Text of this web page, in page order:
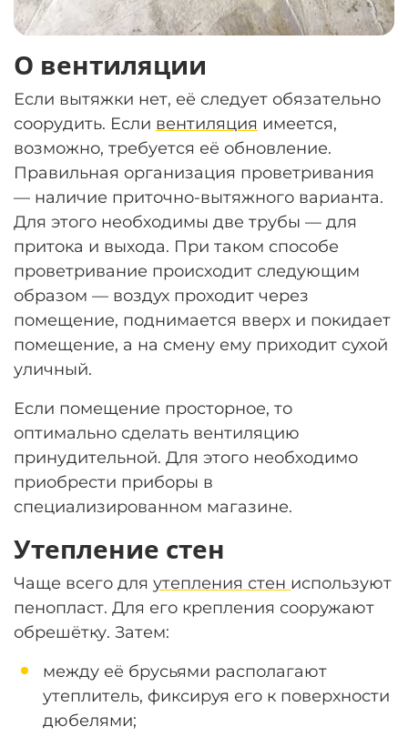
О вентиляции
Если вытяжки нет, её следует обязательно
соорудить. Если вентиляция имеется,
возможно, требуется её обновление.
Правильная организация проветривания
— наличие приточно-вытяжного варианта.
Для этого необходимы две трубы — для
притока и выхода. При таком способе
проветривание происходит следующим
образом — воздух проходит через
помещение, поднимается вверх и покидает
помещение, а на смену ему приходит сухой
уличный.
Если помещение просторное, то
оптимально сделать вентиляцию
принудительной. Для этого необходимо
приобрести приборы в
специализированном магазине.
Утепление стен
Чаще всего для утепления стен используют
пенопласт. Для его крепления сооружают
обрешётку. Затем:
между её брусьями располагают
утеплитель, фиксируя его к поверхности
дюбелями;